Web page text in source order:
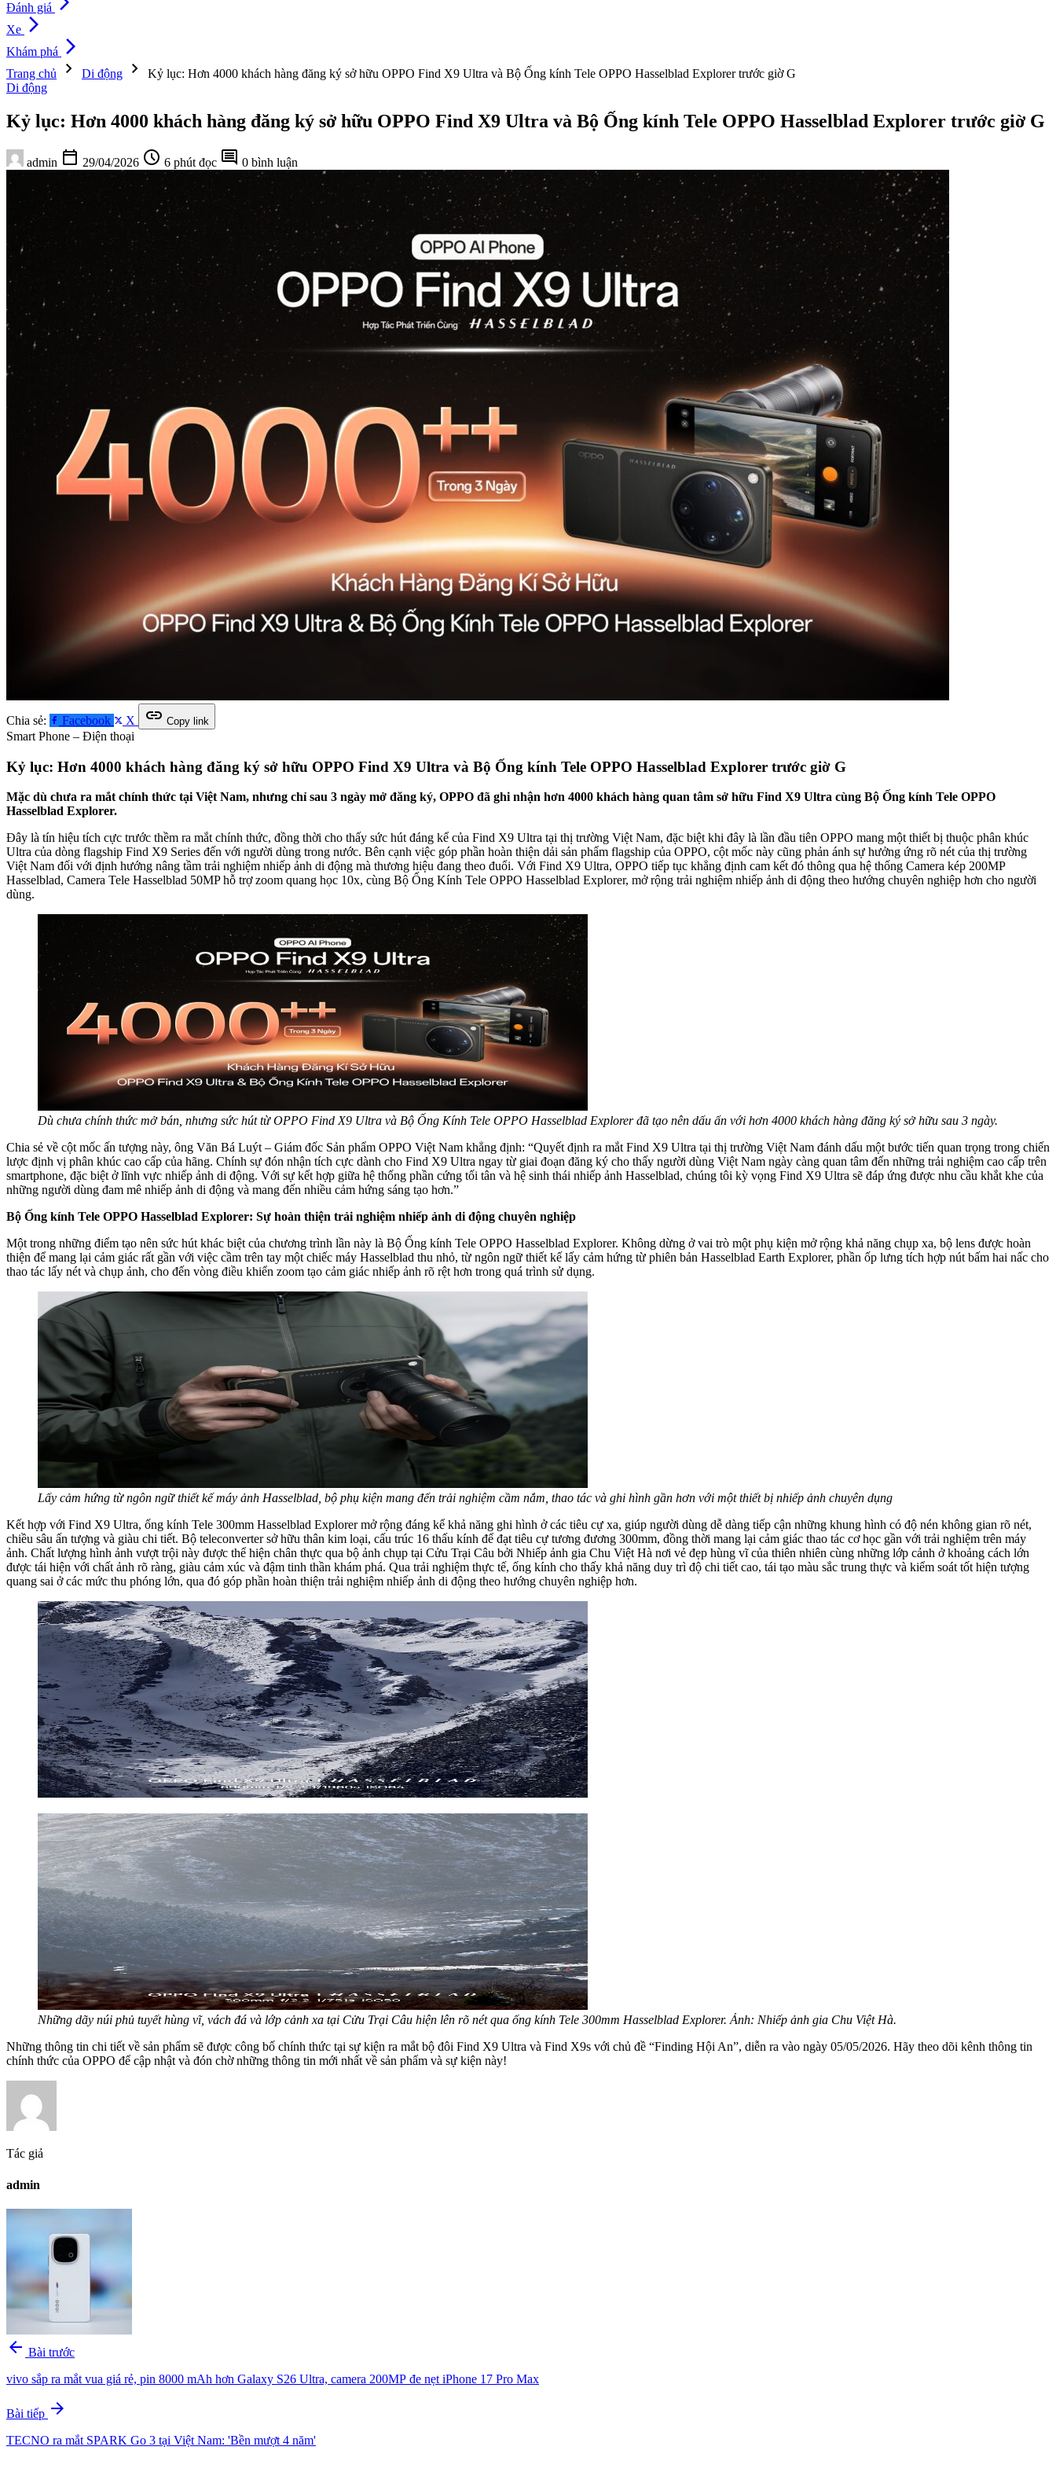
Đánh giá
Xe arrow_forward_ios
Khám phá arrow_forward_ios
Trang chủ chevron_right Di động chevron_right
Kỷ lục: Hơn 4000 khách hàng đăng ký sở hữu OPPO Find X9 Ultra và Bộ Ống kính Tele OPPO Hasselblad Explorer trước giờ G
Di động
Kỷ lục: Hơn 4000 khách hàng đăng ký sở hữu OPPO Find X9 Ultra và Bộ Ống kính Tele OPPO Hasselblad Explorer trước giờ G
admin calendar_today 29/04/2026 schedule 6 phút đọc comment 0 bình luận
Chia sẻ: Facebook X link Copy link
Smart Phone – Điện thoại
Kỷ lục: Hơn 4000 khách hàng đăng ký sở hữu OPPO Find X9 Ultra và Bộ Ống kính Tele OPPO Hasselblad Explorer trước giờ G
Mặc dù chưa ra mắt chính thức tại Việt Nam, nhưng chỉ sau 3 ngày mở đăng ký, OPPO đã ghi nhận hơn 4000 khách hàng quan tâm sở hữu Find X9 Ultra cùng Bộ Ống kính Tele OPPO
Hasselblad Explorer.
Đây là tín hiệu tích cực trước thềm ra mắt chính thức, đồng thời cho thấy sức hút đáng kể của Find X9 Ultra tại thị trường Việt Nam, đặc biệt khi đây là lần đầu tiên OPPO mang một thiết bị thuộc phân khúc
Ultra của dòng flagship Find X9 Series đến với người dùng trong nước. Bên cạnh việc góp phần hoàn thiện dải sản phẩm flagship của OPPO, cột mốc này cũng phản ánh sự hưởng ứng rõ nét của thị trường
Việt Nam đối với định hướng nâng tầm trải nghiệm nhiếp ảnh di động mà thương hiệu đang theo đuổi. Với Find X9 Ultra, OPPO tiếp tục khẳng định cam kết đó thông qua hệ thống Camera kép 200MP
Hasselblad, Camera Tele Hasselblad 50MP hỗ trợ zoom quang học 10x, cùng Bộ Ống Kính Tele OPPO Hasselblad Explorer, mở rộng trải nghiệm nhiếp ảnh di động theo hướng chuyên nghiệp hơn cho người
dùng.
Dù chưa chính thức mở bán, nhưng sức hút từ OPPO Find X9 Ultra và Bộ Ống Kính Tele OPPO Hasselblad Explorer đã tạo nên dấu ấn với hơn 4000 khách hàng đăng ký sở hữu sau 3 ngày.
Chia sẻ về cột mốc ấn tượng này, ông Văn Bá Luýt – Giám đốc Sản phẩm OPPO Việt Nam khẳng định: “Quyết định ra mắt Find X9 Ultra tại thị trường Việt Nam đánh dấu một bước tiến quan trọng trong chiến
lược định vị phân khúc cao cấp của hãng. Chính sự đón nhận tích cực dành cho Find X9 Ultra ngay từ giai đoạn đăng ký cho thấy người dùng Việt Nam ngày càng quan tâm đến những trải nghiệm cao cấp trên
smartphone, đặc biệt ở lĩnh vực nhiếp ảnh di động. Với sự kết hợp giữa hệ thống phần cứng tối tân và hệ sinh thái nhiếp ảnh Hasselblad, chúng tôi kỳ vọng Find X9 Ultra sẽ đáp ứng được nhu cầu khắt khe của
những người dùng đam mê nhiếp ảnh di động và mang đến nhiều cảm hứng sáng tạo hơn.”
Bộ Ống kính Tele OPPO Hasselblad Explorer: Sự hoàn thiện trải nghiệm nhiếp ảnh di động chuyên nghiệp
Một trong những điểm tạo nên sức hút khác biệt của chương trình lần này là Bộ Ống kính Tele OPPO Hasselblad Explorer. Không dừng ở vai trò một phụ kiện mở rộng khả năng chụp xa, bộ lens được hoàn
thiện để mang lại cảm giác rất gần với việc cầm trên tay một chiếc máy Hasselblad thu nhỏ, từ ngôn ngữ thiết kế lấy cảm hứng từ phiên bản Hasselblad Earth Explorer, phần ốp lưng tích hợp nút bấm hai nấc cho
thao tác lấy nét và chụp ảnh, cho đến vòng điều khiển zoom tạo cảm giác nhiếp ảnh rõ rệt hơn trong quá trình sử dụng.
Lấy cảm hứng từ ngôn ngữ thiết kế máy ảnh Hasselblad, bộ phụ kiện mang đến trải nghiệm cầm nắm, thao tác và ghi hình gần hơn với một thiết bị nhiếp ảnh chuyên dụng
Kết hợp với Find X9 Ultra, ống kính Tele 300mm Hasselblad Explorer mở rộng đáng kể khả năng ghi hình ở các tiêu cự xa, giúp người dùng dễ dàng tiếp cận những khung hình có độ nén không gian rõ nét,
chiều sâu ấn tượng và giàu chi tiết. Bộ teleconverter sở hữu thân kim loại, cấu trúc 16 thấu kính để đạt tiêu cự tương đương 300mm, đồng thời mang lại cảm giác thao tác cơ học gần với trải nghiệm trên máy
ảnh. Chất lượng hình ảnh vượt trội này được thể hiện chân thực qua bộ ảnh chụp tại Cửu Trại Câu bởi Nhiếp ảnh gia Chu Việt Hà nơi vẻ đẹp hùng vĩ của thiên nhiên cùng những lớp cảnh ở khoảng cách lớn
được tái hiện với chất ảnh rõ ràng, giàu cảm xúc và đậm tinh thần khám phá. Qua trải nghiệm thực tế, ống kính cho thấy khả năng duy trì độ chi tiết cao, tái tạo màu sắc trung thực và kiểm soát tốt hiện tượng
quang sai ở các mức thu phóng lớn, qua đó góp phần hoàn thiện trải nghiệm nhiếp ảnh di động theo hướng chuyên nghiệp hơn.
Những dãy núi phủ tuyết hùng vĩ, vách đá và lớp cảnh xa tại Cửu Trại Câu hiện lên rõ nét qua ống kính Tele 300mm Hasselblad Explorer. Ảnh: Nhiếp ảnh gia Chu Việt Hà.
Những thông tin chi tiết về sản phẩm sẽ được công bố chính thức tại sự kiện ra mắt bộ đôi Find X9 Ultra và Find X9s với chủ đề “Finding Hội An”, diễn ra vào ngày 05/05/2026. Hãy theo dõi kênh thông tin
chính thức của OPPO để cập nhật và đón chờ những thông tin mới nhất về sản phẩm và sự kiện này!
Tác giả
admin
arrow_back Bài trước
vivo sắp ra mắt vua giá rẻ, pin 8000 mAh hơn Galaxy S26 Ultra, camera 200MP đe nẹt iPhone 17 Pro Max
Bài tiếp arrow_forward
TECNO ra mắt SPARK Go 3 tại Việt Nam: 'Bền mượt 4 năm'